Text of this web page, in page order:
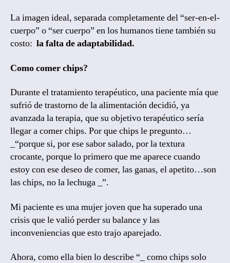
La imagen ideal, separada completamente del “ser-en-el-
cuerpo” o “ser cuerpo” en los humanos tiene también su
costo: la falta de adaptabilidad.
Como comer chips?
Durante el tratamiento terapéutico, una paciente mía que
sufrió de trastorno de la alimentación decidió, ya
avanzada la terapia, que su objetivo terapéutico sería
llegar a comer chips. Por que chips le pregunto…
_“porque si, por ese sabor salado, por la textura
crocante, porque lo primero que me aparece cuando
estoy con ese deseo de comer, las ganas, el apetito…son
las chips, no la lechuga _”.
Mi paciente es una mujer joven que ha superado una
crisis que le valió perder su balance y las
inconveniencias que esto trajo aparejado.
Ahora, como ella bien lo describe “_ como chips solo